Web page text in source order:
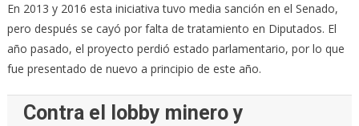
En 2013 y 2016 esta iniciativa tuvo media sanción en el Senado,
pero después se cayó por falta de tratamiento en Diputados. El
año pasado, el proyecto perdió estado parlamentario, por lo que
fue presentado de nuevo a principio de este año.
Contra el lobby minero y